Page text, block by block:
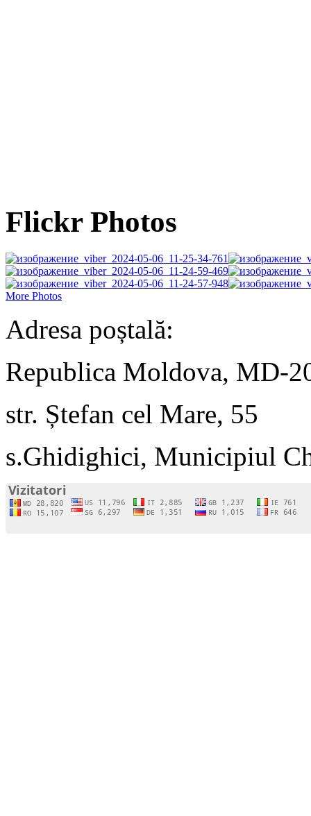
Flickr Photos
More Photos
Adresa poștală:
Republica Moldova, MD-
str. Ștefan cel Mare, 55
s.Ghidighici, Municipiul